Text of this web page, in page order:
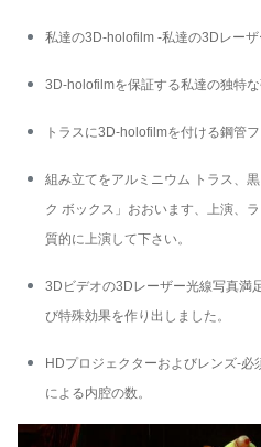
私達の3D-holofilm -私達の3Dレー
3D-holofilmを保証する私達の独特な
トラスに3D-holofilmを付ける鋼管フ
組み立てをアルミニウム トラス、
ク ボックス」おおいます、上演、
質的に上演して下さい。
3Dビデオの3Dレーザー光線写真満
び特殊効果を作り出しました。
HDプロジェクターおよびレンズ-
による内腔の数。